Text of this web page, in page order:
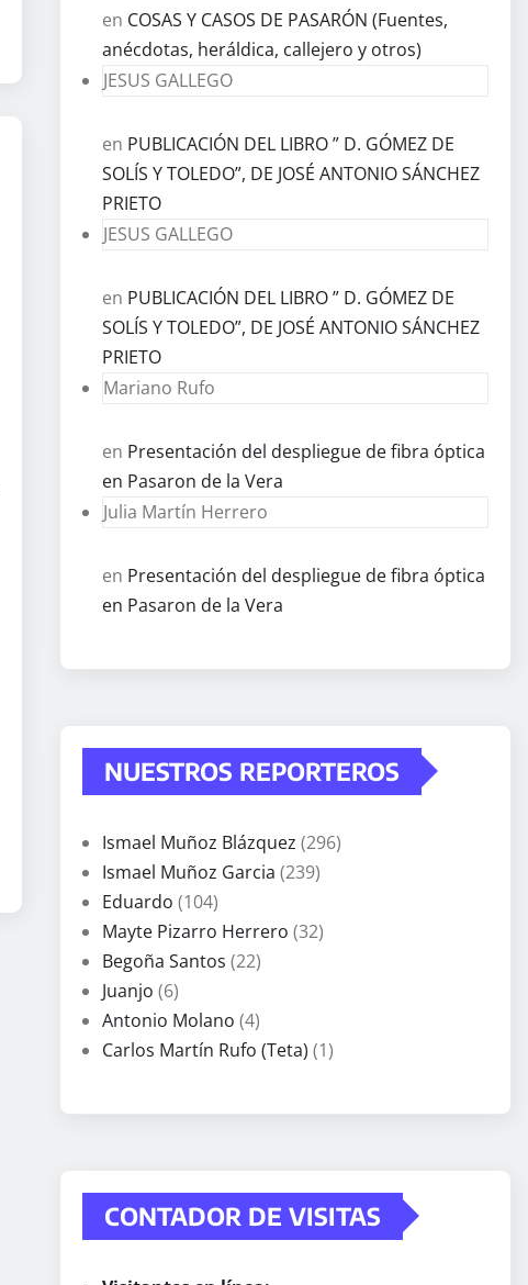
en COSAS Y CASOS DE PASARÓN (Fuentes,
anécdotas, heráldica, callejero y otros)
JESUS GALLEGO
en PUBLICACIÓN DEL LIBRO ” D. GÓMEZ DE
SOLÍS Y TOLEDO”, DE JOSÉ ANTONIO SÁNCHEZ
PRIETO
JESUS GALLEGO
en PUBLICACIÓN DEL LIBRO ” D. GÓMEZ DE
SOLÍS Y TOLEDO”, DE JOSÉ ANTONIO SÁNCHEZ
PRIETO
Mariano Rufo
en Presentación del despliegue de fibra óptica
en Pasaron de la Vera
Julia Martín Herrero
en Presentación del despliegue de fibra óptica
en Pasaron de la Vera
NUESTROS REPORTEROS
Ismael Muñoz Blázquez (296)
Ismael Muñoz Garcia (239)
Eduardo (104)
Mayte Pizarro Herrero (32)
Begoña Santos (22)
Juanjo (6)
Antonio Molano (4)
Carlos Martín Rufo (Teta) (1)
CONTADOR DE VISITAS